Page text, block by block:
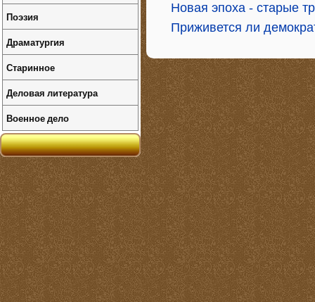
Новая эпоха - старые
Приживется ли
Поэзия
Драматургия
Старинное
Деловая литература
Военное дело